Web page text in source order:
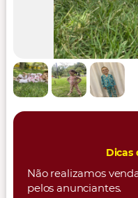
Dicas
Não realizamos
pelos anunciantes.